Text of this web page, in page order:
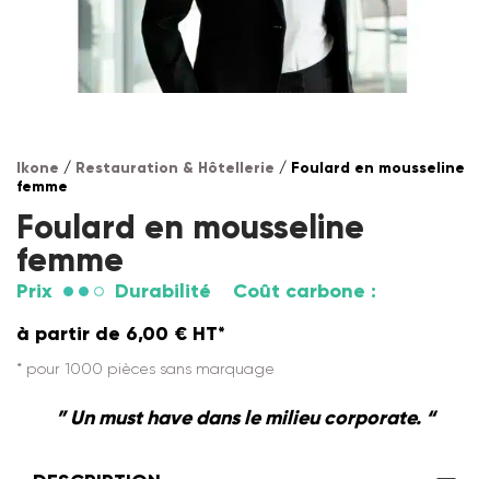
Ikone / Restauration & Hôtellerie / Foulard en mousseline
femme
Foulard en mousseline
femme
Prix Durabilité
Coût carbone :
à partir de 6,00 € HT*
* pour 1000 pièces sans marquage
” Un must have dans le milieu corporate. “